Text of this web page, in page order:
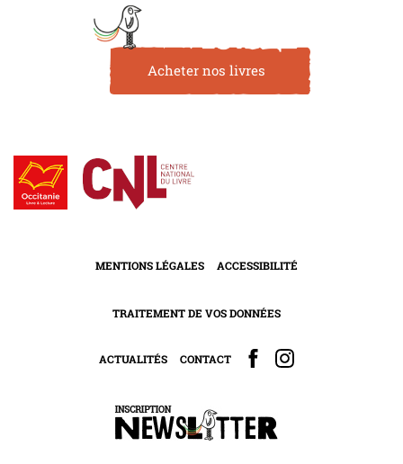
Acheter nos livres
MENTIONS LÉGALES ACCESSIBILITÉ
TRAITEMENT DE VOS DONNÉES
ACTUALITÉS CONTACT